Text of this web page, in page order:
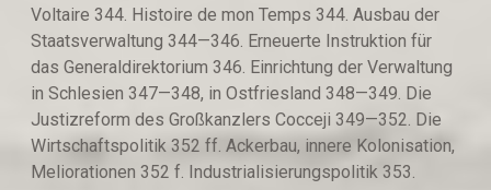
Voltaire 344. Histoire de mon Temps 344. Ausbau der
Staatsverwaltung 344—346. Erneuerte Instruktion für
das Generaldirektorium 346. Einrichtung der Verwaltung
in Schlesien 347—348, in Ostfriesland 348—349. Die
Justizreform des Großkanzlers Cocceji 349—352. Die
Wirtschaftspolitik 352 ff. Ackerbau, innere Kolonisation,
Meliorationen 352 f. Industrialisierungspolitik 353.